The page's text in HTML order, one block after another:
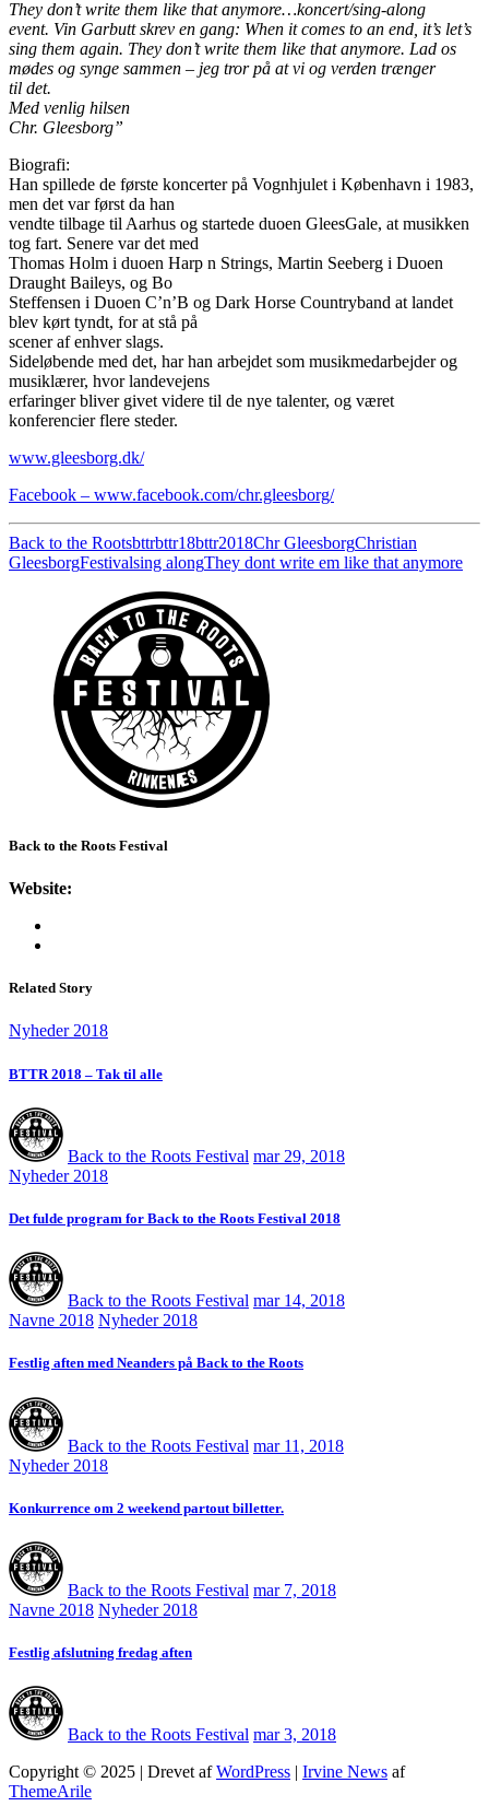
They don’t write them like that anymore…koncert/sing-along
event. Vin Garbutt skrev en gang: When it comes to an end, it’s let’s
sing them again. They don’t write them like that anymore. Lad os
mødes og synge sammen – jeg tror på at vi og verden trænger
til det.
Med venlig hilsen
Chr. Gleesborg”
Biografi:
Han spillede de første koncerter på Vognhjulet i København i 1983,
men det var først da han
vendte tilbage til Aarhus og startede duoen GleesGale, at musikken
tog fart. Senere var det med
Thomas Holm i duoen Harp n Strings, Martin Seeberg i Duoen
Draught Baileys, og Bo
Steffensen i Duoen C’n’B og Dark Horse Countryband at landet
blev kørt tyndt, for at stå på
scener af enhver slags.
Sideløbende med det, har han arbejdet som musikmedarbejder og
musiklærer, hvor landevejens
erfaringer bliver givet videre til de nye talenter, og været
konferencier flere steder.
www.gleesborg.dk/
Facebook – www.facebook.com/chr.gleesborg/
Back to the Rootsbttrbttr18bttr2018Chr GleesborgChristian
GleesborgFestivalsing alongThey dont write em like that anymore
Back to the Roots Festival
Website:
Related Story
Nyheder 2018
BTTR 2018 – Tak til alle
Back to the Roots Festival mar 29, 2018
Nyheder 2018
Det fulde program for Back to the Roots Festival 2018
Back to the Roots Festival mar 14, 2018
Navne 2018 Nyheder 2018
Festlig aften med Neanders på Back to the Roots
Back to the Roots Festival mar 11, 2018
Nyheder 2018
Konkurrence om 2 weekend partout billetter.
Back to the Roots Festival mar 7, 2018
Navne 2018 Nyheder 2018
Festlig afslutning fredag aften
Back to the Roots Festival mar 3, 2018
Copyright © 2025 | Drevet afWordPress | Irvine News af
ThemeArile